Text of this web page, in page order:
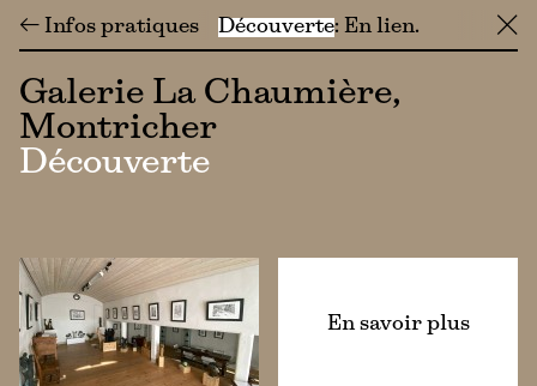
← Infos pratiques Découverte En lien ╳
Galerie La Chaumière,
Montricher
Découverte
En savoir plus